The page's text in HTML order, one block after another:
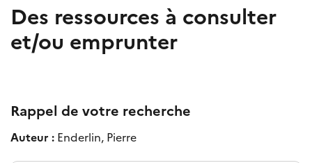
Des ressources à consulter
et/ou emprunter
Rappel de votre recherche
Auteur : Enderlin, Pierre